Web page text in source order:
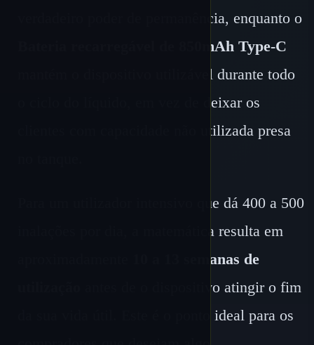
verdadeiro poder de permanência, enquanto o
Bateria recarregável de 850mAh Type-C
mantém o dispositivo utilizável durante todo
o ciclo do líquido, em vez de deixar os
clientes com capacidade não utilizada presa
Para um utilizador intensivo que dá 400 a 500
inalações por dia, a matemática resulta em
10 a 13 semanas de
antes de o dispositivo atingir o fim
da sua vida útil. Este é o ponto ideal para os